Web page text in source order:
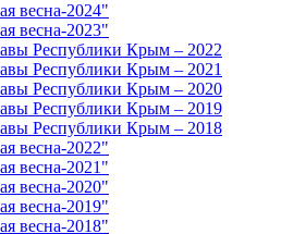
весна-2024"
весна-2023"
Республики Крым – 2022
Республики Крым – 2021
Республики Крым – 2020
Республики Крым – 2019
Республики Крым – 2018
весна-2022"
весна-2021"
весна-2020"
весна-2019"
весна-2018"